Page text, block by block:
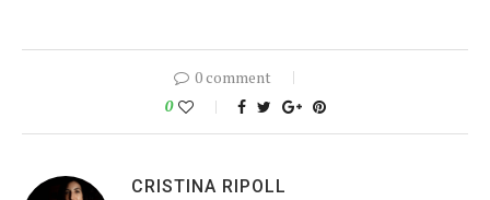
0 comment
0
CRISTINA RIPOLL